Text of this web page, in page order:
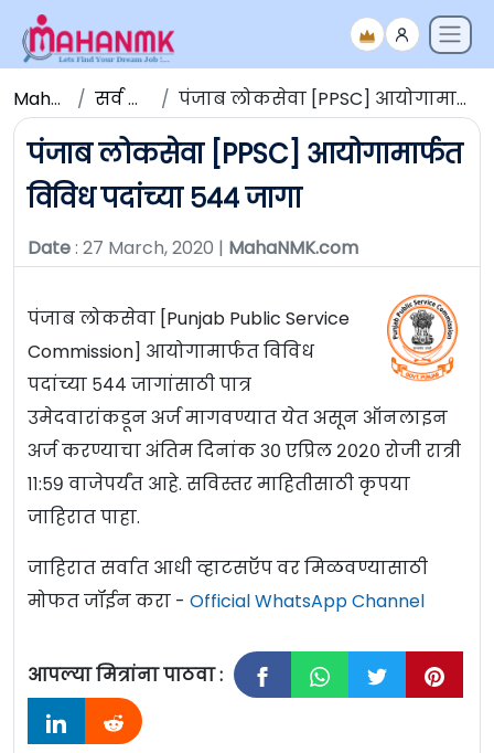
Maha NMK सर्व जाहिराती पंजाब लोकसेवा [PPSC] आयोगामार्फत विविध पदांच्या ५४४ जागा
पंजाब लोकसेवा [PPSC] आयोगामार्फत
विविध पदांच्या ५४४ जागा
Date: 27 March, 2020 | MahaNMK.com
पंजाब लोकसेवा [Punjab Public Service
Commission] आयोगामार्फत विविध
पदांच्या ५४४ जागांसाठी पात्र
उमेदवारांकडून अर्ज मागवण्यात येत असून ऑनलाइन
अर्ज करण्याचा अंतिम दिनांक ३० एप्रिल २०२० रोजी रात्री
११:५९ वाजेपर्यंत आहे. सविस्तर माहितीसाठी कृपया
जाहिरात पाहा.
जाहिरात सर्वात आधी व्हाटसऍप वर मिळवण्यासाठी
मोफत जॉईन करा - Official WhatsApp Channel
आपल्या मित्रांना पाठवा :